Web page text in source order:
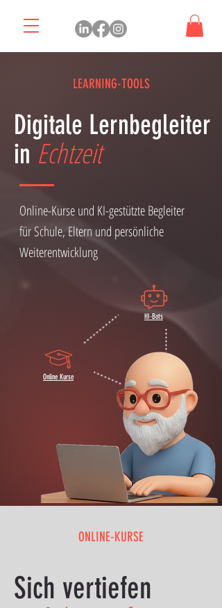
LEARNING-TOOLS
Digitale Lernbegleiter
in Echtzeit
Online-Kurse und KI-gestützte Begleiter
für Schule, Eltern und persönliche
Weiterentwicklung
HI-Bots
Online Kurse
ONLINE-KURSE
Sich vertiefen